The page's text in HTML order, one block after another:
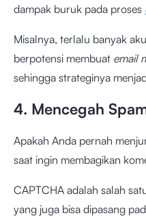
dampak buruk pada proses
Misalnya, terlalu banyak
berpotensi membuat email
sehingga strateginya
4. Mencegah
Apakah Anda pernah
saat ingin membagikan
CAPTCHA adalah salah
yang juga bisa dipasang